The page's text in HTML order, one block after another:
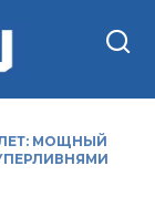
МОЩНЫЙ